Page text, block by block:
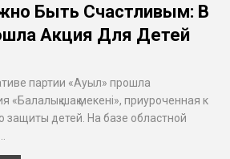
Быть Счастливым: В
Акция Для Детей
партии «Ауыл» прошла
«Балалық шақ мекені», приуроченная к
детей. На базе областной